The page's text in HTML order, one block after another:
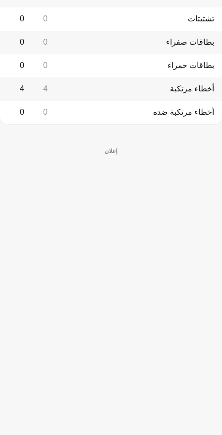
تشتيتات 0
0
بطاقات صفراء 0
0
بطاقات حمراء 0
0
أخطاء مرتكبة 4
4
أخطاء مرتكبة ضده 0
0
إعلان